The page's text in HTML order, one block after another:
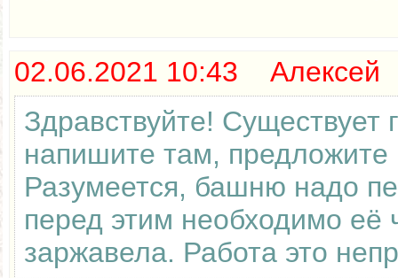
02.06.2021 10:43 Алексей
Здравствуйте! Существует
напишите там,
Разумеется, башню надо
перед этим необходимо её
заржавела. Работа это